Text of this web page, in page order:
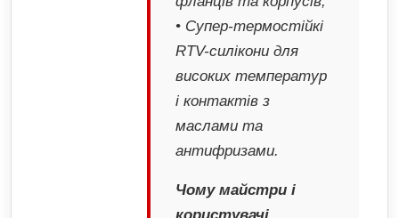
• Супер-термостійкі
RTV-силікони для
високих температур
і контактів з
маслами та
антифризами.
Чому майстри і